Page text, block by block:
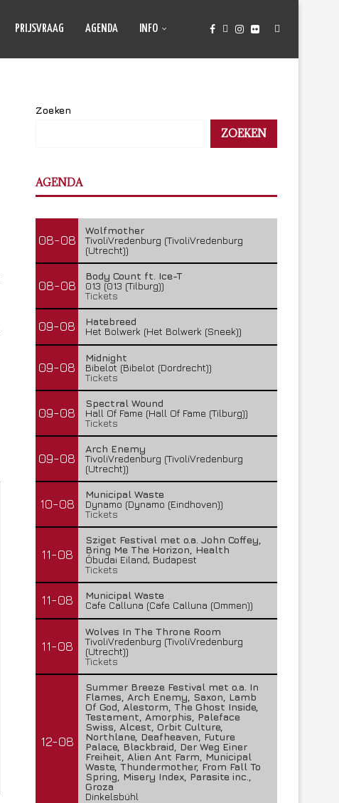
PRIJSVRAAG AGENDA INFO
Zoeken
ZOEKEN
AGENDA
08-08
Wolfmother
TivoliVredenburg (TivoliVredenburg
(Utrecht))
08-08
Body Count ft. Ice-T
013 (013 (Tilburg))
Tickets
09-08
Hatebreed
Het Bolwerk (Het Bolwerk (Sneek))
09-08
Midnight
Bibelot (Bibelot (Dordrecht))
Tickets
09-08
Spectral Wound
Hall Of Fame (Hall Of Fame (Tilburg))
Tickets
09-08
Arch Enemy
TivoliVredenburg (TivoliVredenburg
(Utrecht))
10-08
Municipal Waste
Dynamo (Dynamo (Eindhoven))
Tickets
11-08
Sziget Festival met o.a. John Coffey,
Bring Me The Horizon, Health
Óbudai Eiland, Budapest
Tickets
11-08
Municipal Waste
Cafe Calluna (Cafe Calluna (Ommen))
11-08
Wolves In The Throne Room
TivoliVredenburg (TivoliVredenburg
(Utrecht))
Tickets
12-08
Summer Breeze Festival met o.a. In
Flames, Arch Enemy, Saxon, Lamb
Of God, Alestorm, The Ghost Inside,
Testament, Amorphis, Paleface
Swiss, Alcest, Orbit Culture,
Northlane, Deafheaven, Future
Palace, Blackbraid, Der Weg Einer
Freiheit, Alien Ant Farm, Municipal
Waste, Thundermother, From Fall To
Spring, Misery Index, Parasite inc.,
Groza
Dinkelsbühl